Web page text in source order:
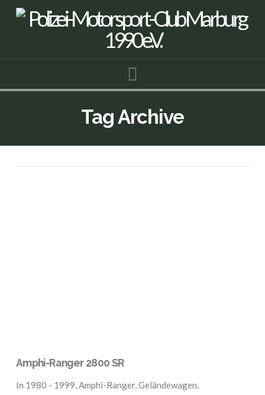
Tag Archive
Amphi-Ranger 2800 SR
In 1980 - 1999,Amphi-Ranger,Geländewagen,